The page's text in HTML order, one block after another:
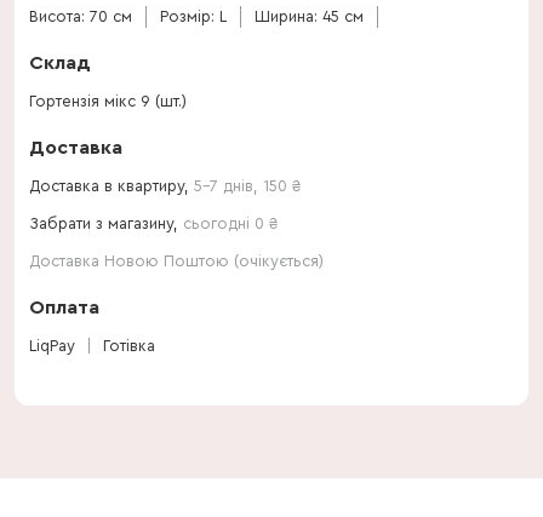
Висота: 70 см Розмір: L Ширина: 45 см
Склад
Гортензія мікс 9 (шт.)
Доставка
Доставка в квартиру, 5-7 днів 150 ₴
Забрати з магазину, сьогодні 0 ₴
Доставка Новою Поштою (очікується)
Оплата
LiqPay Готівка